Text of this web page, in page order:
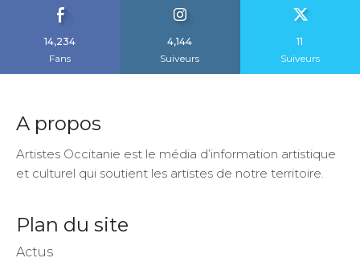
14,234
Fans
4,144
Suiveurs
11
Suiveurs
A propos
Artistes Occitanie est le média d’information artistique
et culturel qui soutient les artistes de notre territoire.
Plan du site
Actus